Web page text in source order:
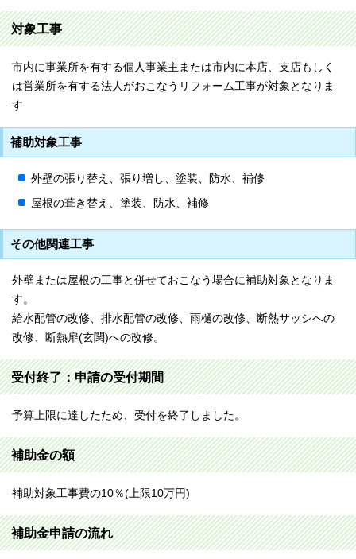
対象工事
市内に事業所を有する個人事業主または市内に本店、支店もしく
は営業所を有する法人がおこなうリフォーム工事が対象となりま
す
補助対象工事
外壁の張り替え、張り増し、塗装、防水、補修
屋根の葺き替え、塗装、防水、補修
その他関連工事
外壁または屋根の工事と併せておこなう場合に補助対象となりま
す。
給水配管の改修、排水配管の改修、雨樋の改修、断熱サッシへの
改修、断熱扉(玄関)への改修。
受付終了：申請の受付期間
予算上限に達したため、受付を終了しました。
補助金の額
補助対象工事費の10％(上限10万円)
補助金申請の流れ